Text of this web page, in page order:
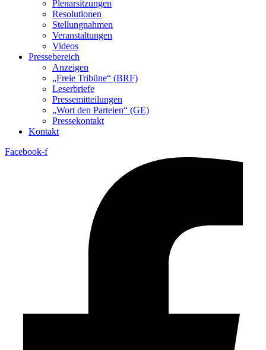
Plenarsitzungen
Resolutionen
Stellungnahmen
Veranstaltungen
Videos
Pressebereich
Anzeigen
„Freie Tribüne“ (BRF)
Leserbriefe
Pressemitteilungen
„Wort den Parteien“ (GE)
Pressekontakt
Kontakt
Facebook-f